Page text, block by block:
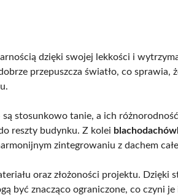
dzięki swojej lekkości i
przepuszcza światło, co sprawia,
stosunkowo tanie, a ich
reszty budynku. Z kolei
zintegrowaniu z dachem
oraz złożoności projektu. Dzięki
być znacząco ograniczone, co czyni